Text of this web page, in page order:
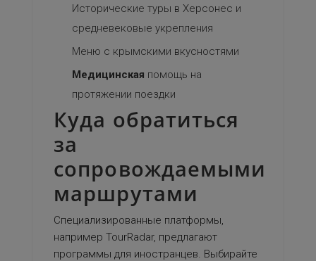
Исторические туры в Херсонес и
средневековые укрепления
Меню с крымскими вкусностями
Медицинская помощь на
протяжении поездки
Куда обратиться
за
сопровождаемыми
маршрутами
Специализированные платформы,
например TourRadar, предлагают
программы для иностранцев. Выбирайте